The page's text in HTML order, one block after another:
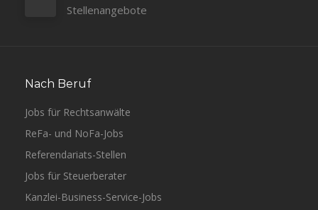
Stellenangebote
Nach Beruf
Jobs für Rechtsanwälte
ReFa- und NoFa-Jobs
Referendariats-Stellen
Jobs für Steuerberater
Kanzlei-Business-Service-Jobs